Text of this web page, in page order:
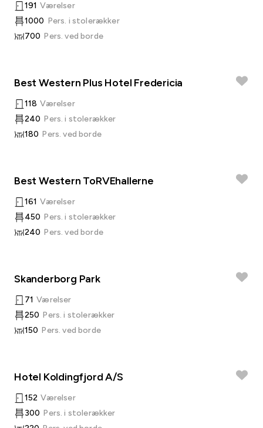
191 Værelser
1000 Pers. i stolerækker
700 Pers. ved borde
Best Western Plus Hotel Fredericia
118 Værelser
240 Pers. i stolerækker
180 Pers. ved borde
Best Western ToRVEhallerne
161 Værelser
450 Pers. i stolerækker
240 Pers. ved borde
Skanderborg Park
71 Værelser
250 Pers. i stolerækker
150 Pers. ved borde
Hotel Koldingfjord A/S
152 Værelser
300 Pers. i stolerækker